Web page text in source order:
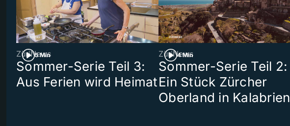
5 Min
ZüriNews
Sommer-Serie Teil 3:
Aus Ferien wird Heimat
4 Min
ZüriNews
Sommer-Serie Teil 2:
Ein Stück Zürcher
Oberland in Kalabrien